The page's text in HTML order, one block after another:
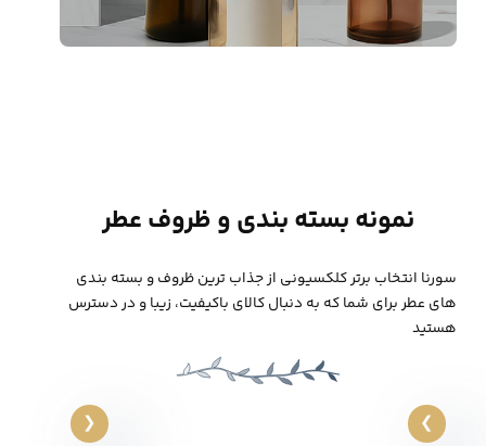
نمونه بسته بندی و ظروف عطر
سورنا انتخاب برتر کلکسیونی از جذاب ترین ظروف و بسته بندی
های عطر برای شما که به دنبال کالای باکیفیت، زیبا و در دسترس
هستید